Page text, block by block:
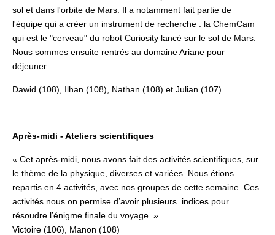
sol et dans l'orbite de Mars. Il a notamment fait partie de
l'équipe qui a créer un instrument de recherche : la ChemCam
qui est le "cerveau" du robot Curiosity lancé sur le sol de Mars.
Nous sommes ensuite rentrés au domaine Ariane pour
déjeuner.
Dawid (108), Ilhan (108), Nathan (108) et Julian (107)
Après-midi - Ateliers scientifiques
« Cet après-midi, nous avons fait des activités scientifiques, sur
le thème de la physique, diverses et variées. Nous étions
repartis en 4 activités, avec nos groupes de cette semaine. Ces
activités nous on permise d’avoir plusieurs indices pour
résoudre l’énigme finale du voyage. »
Victoire (106), Manon (108)